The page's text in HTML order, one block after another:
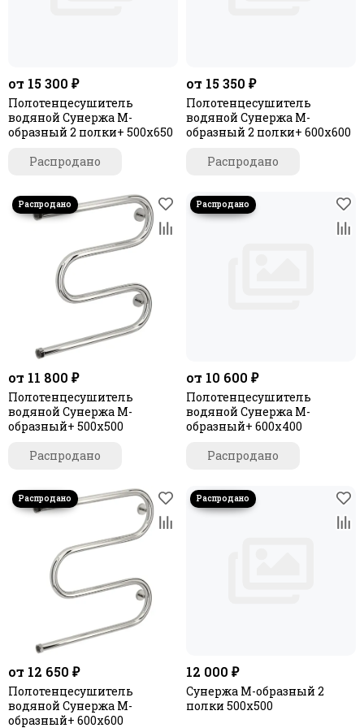
от 15 300 ₽
Полотенцесушитель
водяной Сунержа М-
образный 2 полки+ 500х650
Распродано
от 15 350 ₽
Полотенцесушитель
водяной Сунержа М-
образный 2 полки+ 600х600
Распродано
от 11 800 ₽
Полотенцесушитель
водяной Сунержа М-
образный+ 500х500
Распродано
от 10 600 ₽
Полотенцесушитель
водяной Сунержа М-
образный+ 600х400
Распродано
от 12 650 ₽
Полотенцесушитель
водяной Сунержа М-
образный+ 600х600
12 000 ₽
Сунержа М-образный 2
полки 500х500